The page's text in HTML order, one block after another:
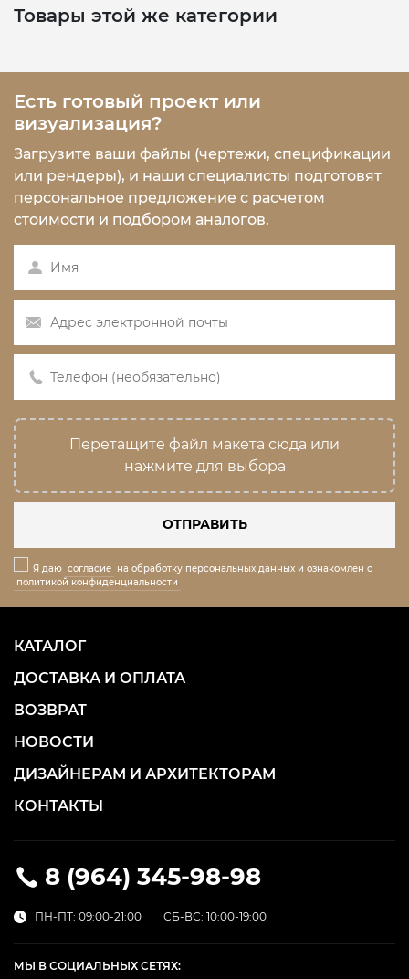
Товары этой же категории
Есть готовый проект или
визуализация?
Загрузите ваши файлы (чертежи, спецификации
или рендеры), и наши специалисты подготовят
персональное предложение с расчетом
стоимости и подбором аналогов.
Перетащите файл макета сюда или
нажмите для выбора
ОТПРАВИТЬ
Я даю согласие на обработку персональных данных и ознакомлен с
политикой конфиденциальности
8 (964) 345-98-98
ПН-ПТ: 09:00-21:00 СБ-ВС: 10:00-19:00
КАТАЛОГ
ДОСТАВКА И ОПЛАТА
ВОЗВРАТ
НОВОСТИ
ДИЗАЙНЕРАМ И АРХИТЕКТОРАМ
КОНТАКТЫ
МЫ В СОЦИАЛЬНЫХ СЕТЯХ: